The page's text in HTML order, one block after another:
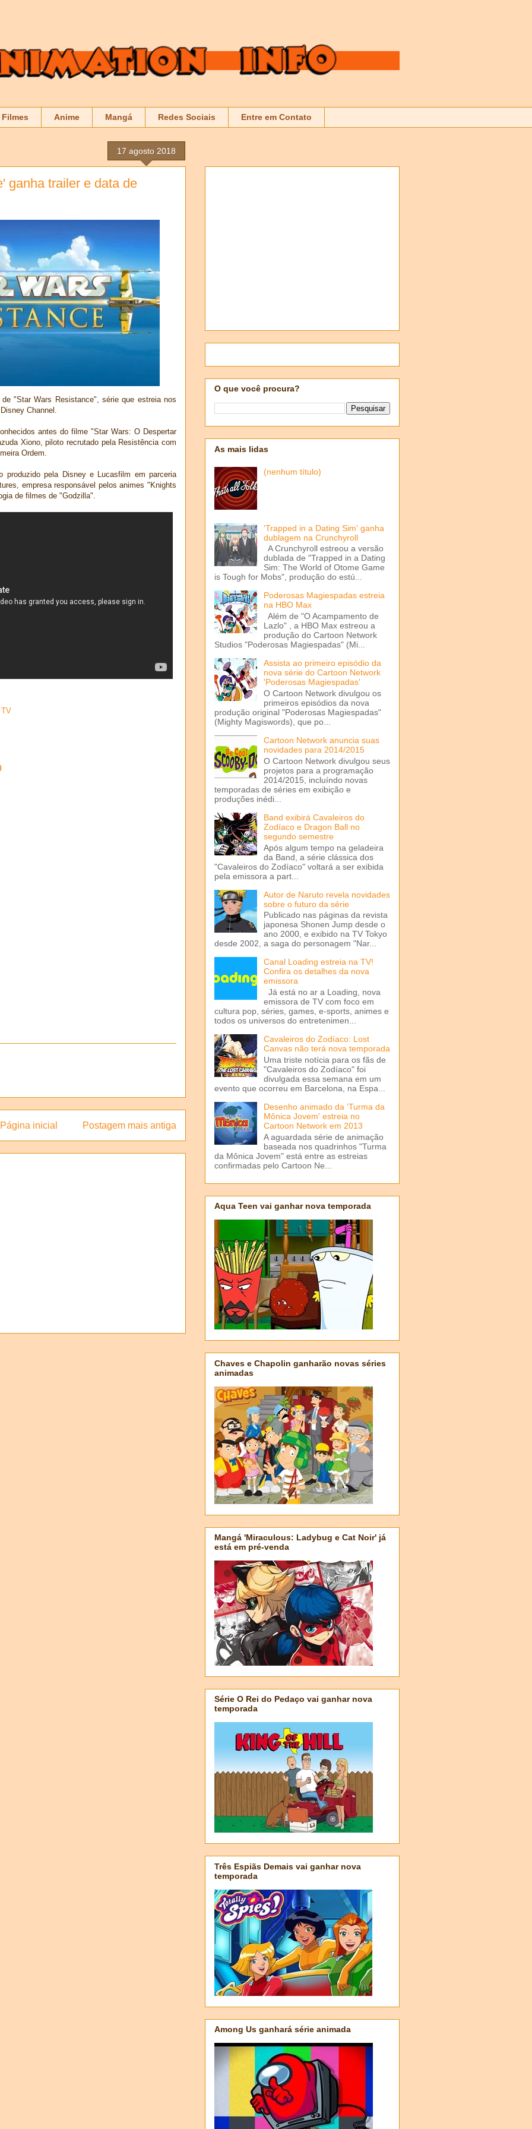
Filmes Anime Mangá Redes Sociais Entre em Contato
17 agosto 2018
ganha trailer e data de
"Star Wars Resistance", série que estreia nos
Channel.
antes do filme "Star Wars: O Despertar
Xiono, piloto recrutado pela Resistência com
Ordem.
produzido pela Disney e Lucasfilm em parceria
empresa responsável pelos animes "Knights
de filmes de "Godzilla".
TV
Postagem mais antiga
Página inicial
O que você procura?
As mais lidas
(nenhum título)
'Trapped in a Dating Sim' ganha
dublagem na Crunchyroll
A Crunchyroll estreou a versão
dublada de "Trapped in a Dating
Sim: The World of Otome Game
is Tough for Mobs", produção do estú...
Poderosas Magiespadas estreia
na HBO Max
Além de "O Acampamento de
Lazlo" , a HBO Max estreou a
produção do Cartoon Network
Studios "Poderosas Magiespadas" (Mi...
Assista ao primeiro episódio da
nova série do Cartoon Network
'Poderosas Magiespadas'
O Cartoon Network divulgou os
primeiros episódios da nova
produção original "Poderosas Magiespadas"
(Mighty Magiswords), que po...
Cartoon Network anuncia suas
novidades para 2014/2015
O Cartoon Network divulgou seus
projetos para a programação
2014/2015, incluíndo novas
temporadas de séries em exibição e
produções inédi...
Band exibirá Cavaleiros do
Zodíaco e Dragon Ball no
segundo semestre
Após algum tempo na geladeira
da Band, a série clássica dos
"Cavaleiros do Zodíaco" voltará a ser exibida
pela emissora a part...
Autor de Naruto revela novidades
sobre o futuro da série
Publicado nas páginas da revista
japonesa Shonen Jump desde o
ano 2000, e exibido na TV Tokyo
desde 2002, a saga do personagem "Nar...
Canal Loading estreia na TV!
Confira os detalhes da nova
emissora
Já está no ar a Loading, nova
emissora de TV com foco em
cultura pop, séries, games, e-sports, animes e
todos os universos do entretenimen...
Cavaleiros do Zodíaco: Lost
Canvas não terá nova temporada
Uma triste notícia para os fãs de
"Cavaleiros do Zodíaco" foi
divulgada essa semana em um
evento que ocorreu em Barcelona, na Espa...
Desenho animado da 'Turma da
Mônica Jovem' estreia no
Cartoon Network em 2013
A aguardada série de animação
baseada nos quadrinhos "Turma
da Mônica Jovem" está entre as estreias
confirmadas pelo Cartoon Ne...
Aqua Teen vai ganhar nova temporada
Chaves e Chapolin ganharão novas séries
animadas
Mangá 'Miraculous: Ladybug e Cat Noir' já
está em pré-venda
Série O Rei do Pedaço vai ganhar nova
temporada
Três Espiãs Demais vai ganhar nova
temporada
Among Us ganhará série animada